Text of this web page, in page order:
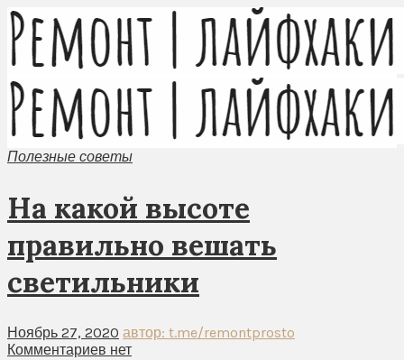
Полезные советы
На какой высоте
правильно вешать
светильники
Ноябрь 27, 2020 автор: t.me/remontprosto
Комментариев нет